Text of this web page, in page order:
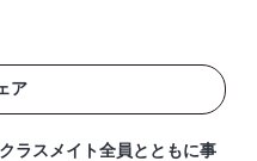
ア
ラスメイト全員とともに事